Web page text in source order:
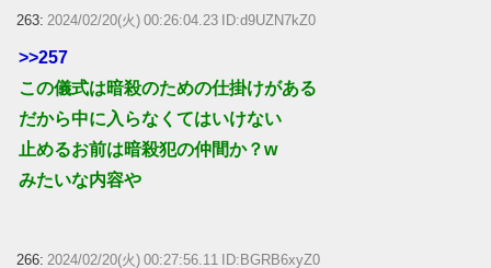
263: 2024/02/20(火) 00:26:04.23 ID:d9UZN7kZ0
>>257
この儀式は暗殺のための仕掛けがある
だから中に入らなくてはいけない
止めるお前は暗殺犯の仲間か？w
みたいな内容や
266: 2024/02/20(火) 00:27:56.11 ID:BGRB6xyZ0